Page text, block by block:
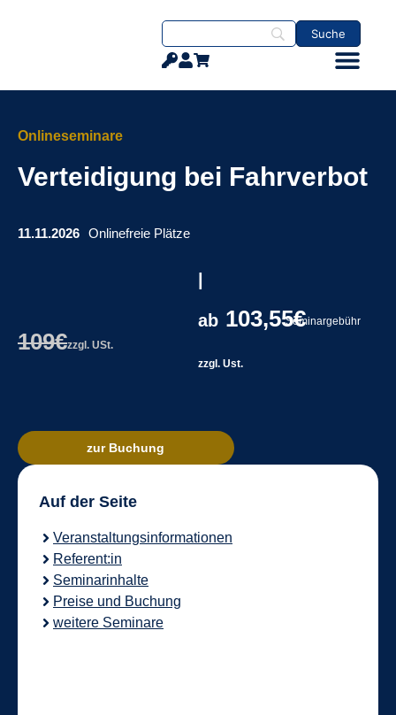
Onlineseminare
Verteidigung bei Fahrverbot
11.11.2026 Onlinefreie Plätze
109€zzgl. USt.
ab 103,55€
zzgl. Ust.
Seminargebühr
zur Buchung
Auf der Seite
Veranstaltungsinformationen
Referent:in
Seminarinhalte
Preise und Buchung
weitere Seminare